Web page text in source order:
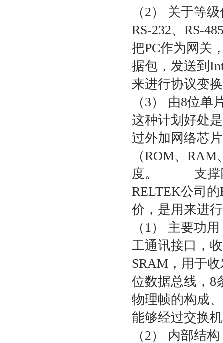
（2） 关于等
RS-232、RS-
把PC作为网关
据包，发送到
来进行协
（3） 由8位
这种计划好处
过外加网络芯
（ROM、
度。 支撑
RELTEK公司
价，是用来
（1） 主要功
工通讯接口，
SRAM，用于
位数据总线，8
物理帧的构成
能够经过交
（2） 内部